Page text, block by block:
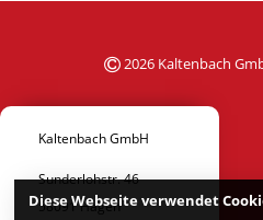
2026 Kaltenbach
Kaltenbach GmbH
Sunderlohstr. 46
58091 Hagen
Diese Webseite verwendet